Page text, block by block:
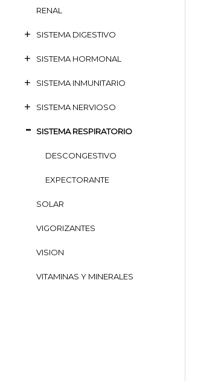
RENAL
SISTEMA DIGESTIVO
SISTEMA HORMONAL
SISTEMA INMUNITARIO
SISTEMA NERVIOSO
SISTEMA RESPIRATORIO
DESCONGESTIVO
EXPECTORANTE
SOLAR
VIGORIZANTES
VISION
VITAMINAS Y MINERALES